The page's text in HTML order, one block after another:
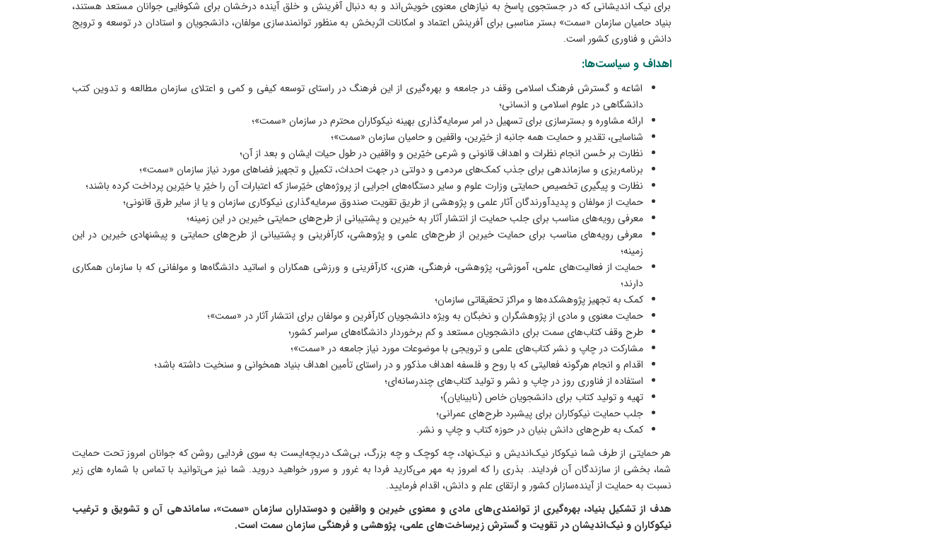
برای نیک اندیشانی که در جستجوی پاسخ به نیازهای معنوی خویش‌ا‏ند و به دنبال آفرینش و خلق آینده درخشان برای شکوفایی جوانان مستعد هستند،
بنیاد حامیان سازمان «سمت» بستر مناسبی برای آفرینش اعتماد و امکانات اثربخش به منظور توانمندسازی مولفان، دانشجویان و استادان در توسعه و ترویج
دانش و فناوری کشور است.
اهداف و سیاست‌ها:
اشاعه و گسترش فرهنگ اسلامی وقف در جامعه و بهره‌گیری از این فرهنگ در راستای توسعه کیفی و کمی و اعتلای سازمان مطالعه و تدوین کتب
دانشگاهی در علوم اسلامی و انسانی؛
ارائه مشاوره و بسترسازی برای تسهیل در امر سرمایه‌گذاری بهینه نیکوکاران محترم در سازمان «سمت»؛
شناسایی، تقدیر و حمایت همه جانبه از خیّرین، واقفین و حامیان سازمان «سمت»؛
نظارت بر حُسن انجام نظرات و اهداف قانونی و شرعی خیّرین و واقفین در طول حیات ایشان و بعد از آن؛
برنامه‌ریزی و سازماندهی برای جذب کمک‌های مردمی و دولتی در جهت احداث، تکمیل و تجهیز فضاهای مورد نیاز سازمان «سمت»؛
نظارت و پیگیری تخصیص حمایتی وزارت علوم و سایر دستگاه‌های اجرایی از پروژه‌های خیّرساز که اعتبارات آن را خیّر یا خیّرین پرداخت کرده باشند؛
حمایت از مولفان و پدیدآورندگان آثار علمی و پژوهشی از طریق تقویت صندوق سرمایه‌گذاری نیکوکاری سازمان و یا از سایر طرق قانونی؛
معرفی رویه‌های مناسب برای جلب حمایت از انتشار آثار به خیرین و پشتیبانی از طرح‌های حمایتی خیرین در این زمینه؛
معرفی رویه‌های مناسب برای حمایت خیرین از طرح‌های علمی و پژوهشی، کارآفرینی و پشتیبانی از طرح‌های حمایتی و پیشنهادی خیرین در این
زمینه؛
حمایت از فعالیت‌های علمی، آموزشی، پژوهشی، فرهنگی، هنری، کارآفرینی و ورزشی همکاران و اساتید دانشگاه‌ها و مولفانی که با سازمان همکاری
دارند؛
کمک به تجهیز پژوهشکده‌ها و مراکز تحقیقاتی سازمان؛
حمایت معنوی و مادی از پژوهشگران و نخبگان به ویژه دانشجویان کارآفرین و مولفان برای انتشار آثار در «سمت»؛
طرح وقف کتاب‌های سمت برای دانشجویان مستعد و کم برخوردار دانشگاه‌های سراسر کشور؛
مشارکت در چاپ و نشر کتاب‌های علمی و ترویجی با موضوعات مورد نیاز جامعه در «سمت»؛
اقدام و انجام هرگونه فعالیتی که با روح و فلسفه اهداف مذکور و در راستای تأمین اهداف بنیاد همخوانی و سنخیت داشته باشد؛
استفاده از فناوری روز در چاپ و نشر و تولید کتاب‌های چندرسانه‌ای؛
تهیه و تولید کتاب برای دانشجویان خاص (نابینایان)؛
جلب حمایت نیکوکاران برای پیشبرد طرح‌های عمرانی؛
کمک به طرح‌های دانش بنیان در حوزه کتاب و چاپ و نشر.
هر حمایتی از طرف شما نیکوکار نیک‌اندیش و نیک‌نهاد، چه کوچک و چه بزرگ، بی‌شک دریچه‌ایست به سوی فردایی روشن که جوانان امروز تحت حمایت
شما، بخشی از سازندگان آن فردایند. بذری را که امروز به مهر می‌کارید فردا به غرور و سرور خواهید دروید. شما نیز می‌توانید با تماس با شماره های زیر
نسبت به حمایت از آینده‌سازان کشور و ارتقای علم و دانش، اقدام فرمایید.
هدف از تشکیل بنیاد، بهره‌‌گیری از توانمندی‌های مادی و معنوی خیرین و واقفین و دوستداران سازمان «سمت»، ساماندهی آن و تشویق و ترغیب
نیکوکاران و نیک‌اندیشان در تقویت و گسترش زیرساخت‌های علمی، پژوهشی و فرهنگی سازمان سمت است.